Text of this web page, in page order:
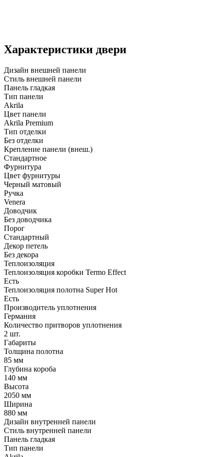
Характеристики двери
Дизайн внешней панели
Стиль внешней панели
Панель гладкая
Тип панели
Akrila
Цвет панели
Akrila Premium
Тип отделки
Без отделки
Крепление панели (внеш.)
Стандартное
Фурнитура
Цвет фурнитуры
Черный матовый
Ручка
Venera
Доводчик
Без доводчика
Порог
Стандартный
Декор петель
Без декора
Теплоизоляция
Теплоизоляция коробки Termo Effect
Есть
Теплоизоляция полотна Super Нot
Есть
Производитель уплотнения
Германия
Количество притворов уплотнения
2 шт.
Габариты
Толщина полотна
85 мм
Глубина короба
140 мм
Высота
2050 мм
Ширина
880 мм
Дизайн внутренней панели
Стиль внутренней панели
Панель гладкая
Тип панели